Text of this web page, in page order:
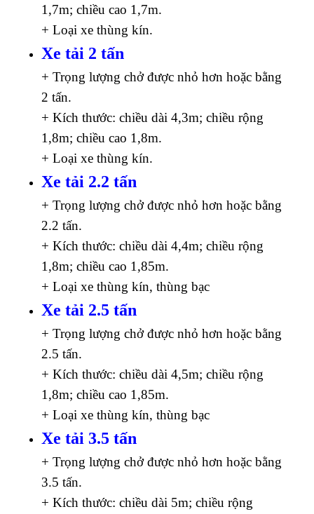
1,7m; chiều cao 1,7m.
+ Loại xe thùng kín.
Xe tải 2 tấn
+ Trọng lượng chở được nhỏ hơn hoặc bằng
2 tấn.
+ Kích thước: chiều dài 4,3m; chiều rộng
1,8m; chiều cao 1,8m.
+ Loại xe thùng kín.
Xe tải 2.2 tấn
+ Trọng lượng chở được nhỏ hơn hoặc bằng
2.2 tấn.
+ Kích thước: chiều dài 4,4m; chiều rộng
1,8m; chiều cao 1,85m.
+ Loại xe thùng kín, thùng bạc
Xe tải 2.5 tấn
+ Trọng lượng chở được nhỏ hơn hoặc bằng
2.5 tấn.
+ Kích thước: chiều dài 4,5m; chiều rộng
1,8m; chiều cao 1,85m.
+ Loại xe thùng kín, thùng bạc
Xe tải 3.5 tấn
+ Trọng lượng chở được nhỏ hơn hoặc bằng
3.5 tấn.
+ Kích thước: chiều dài 5m; chiều rộng